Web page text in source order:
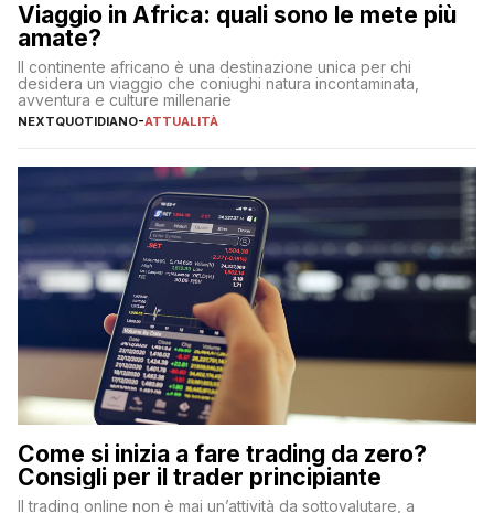
Viaggio in Africa: quali sono le mete più
amate?
Il continente africano è una destinazione unica per chi
desidera un viaggio che coniughi natura incontaminata,
avventura e culture millenarie
NEXTQUOTIDIANO-ATTUALITÀ
Come si inizia a fare trading da zero?
Consigli per il trader principiante
Il trading online non è mai un’attività da sottovalutare, a